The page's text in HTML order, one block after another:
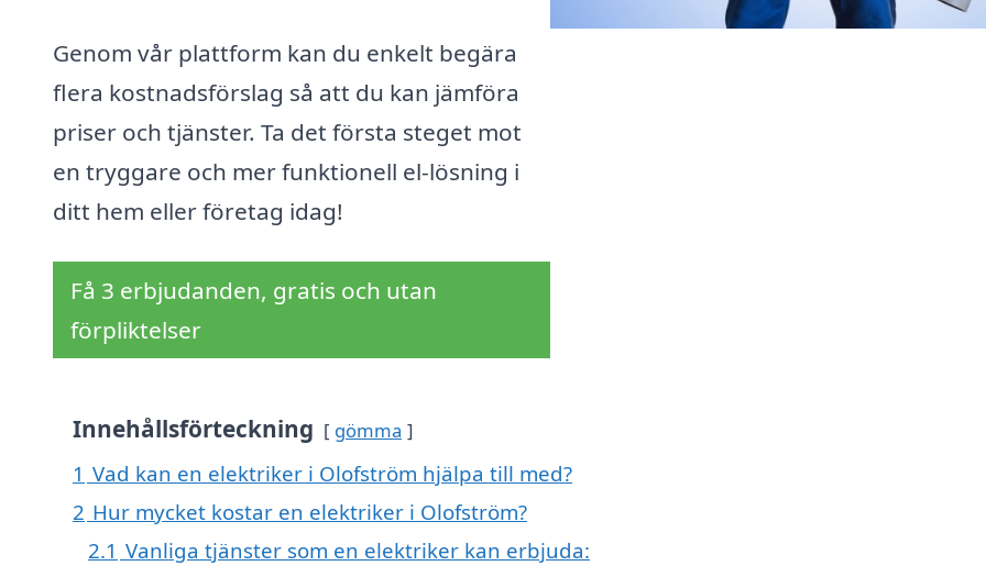
Genom vår plattform kan du enkelt begära
flera kostnadsförslag så att du kan jämföra
priser och tjänster. Ta det första steget mot
en tryggare och mer funktionell el-lösning i
ditt hem eller företag idag!
Få 3 erbjudanden, gratis och utan
förpliktelser
Innehållsförteckning gömma
1 Vad kan en elektriker i Olofström hjälpa till med?
2 Hur mycket kostar en elektriker i Olofström?
2.1 Vanliga tjänster som en elektriker kan erbjuda: